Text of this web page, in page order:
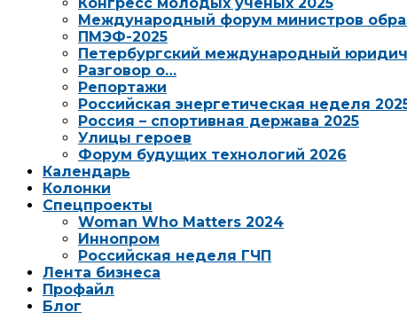
Международный форум министров
ПМЭФ-2025
Петербургский международный
Разговор о…
Репортажи
Российская энергетическая неделя
Россия – спортивная держава 2025
Улицы героев
Форум будущих технологий 2026
Календарь
Колонки
Спецпроекты
Woman Who Matters 2024
Иннопром
Российская неделя ГЧП
Лента бизнеса
Профайл
Блог